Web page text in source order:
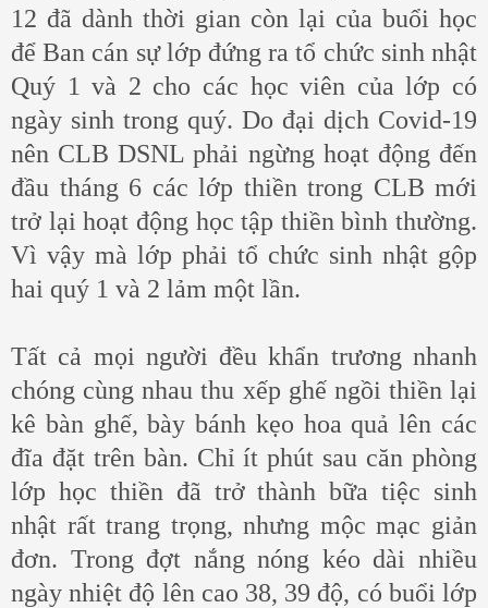
12 đã dành thời gian còn lại của buổi học
để Ban cán sự lớp đứng ra tổ chức sinh nhật
Quý 1 và 2 cho các học viên của lớp có
ngày sinh trong quý. Do đại dịch Covid-19
nên CLB DSNL phải ngừng hoạt động đến
đầu tháng 6 các lớp thiền trong CLB mới
trở lại hoạt động học tập thiền bình thường.
Vì vậy mà lớp phải tổ chức sinh nhật gộp
hai quý 1 và 2 lảm một lần.
Tất cả mọi người đều khẩn trương nhanh
chóng cùng nhau thu xếp ghế ngồi thiền lại
kê bàn ghế, bày bánh kẹo hoa quả lên các
đĩa đặt trên bàn. Chỉ ít phút sau căn phòng
lớp học thiền đã trở thành bữa tiệc sinh
nhật rất trang trọng, nhưng mộc mạc giản
đơn. Trong đợt nắng nóng kéo dài nhiều
ngày nhiệt độ lên cao 38, 39 độ, có buổi lớp